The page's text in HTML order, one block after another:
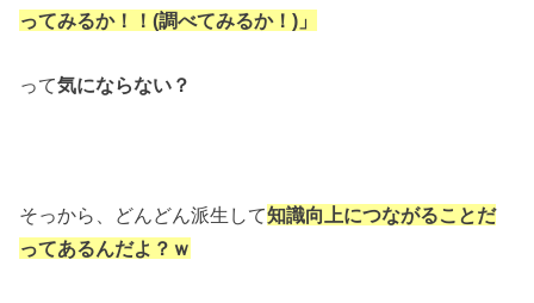
ってみるか！！(調べてみるか！)」
って気にならない？
そっから、どんどん派生して知識向上につながることだ
ってあるんだよ？ｗ